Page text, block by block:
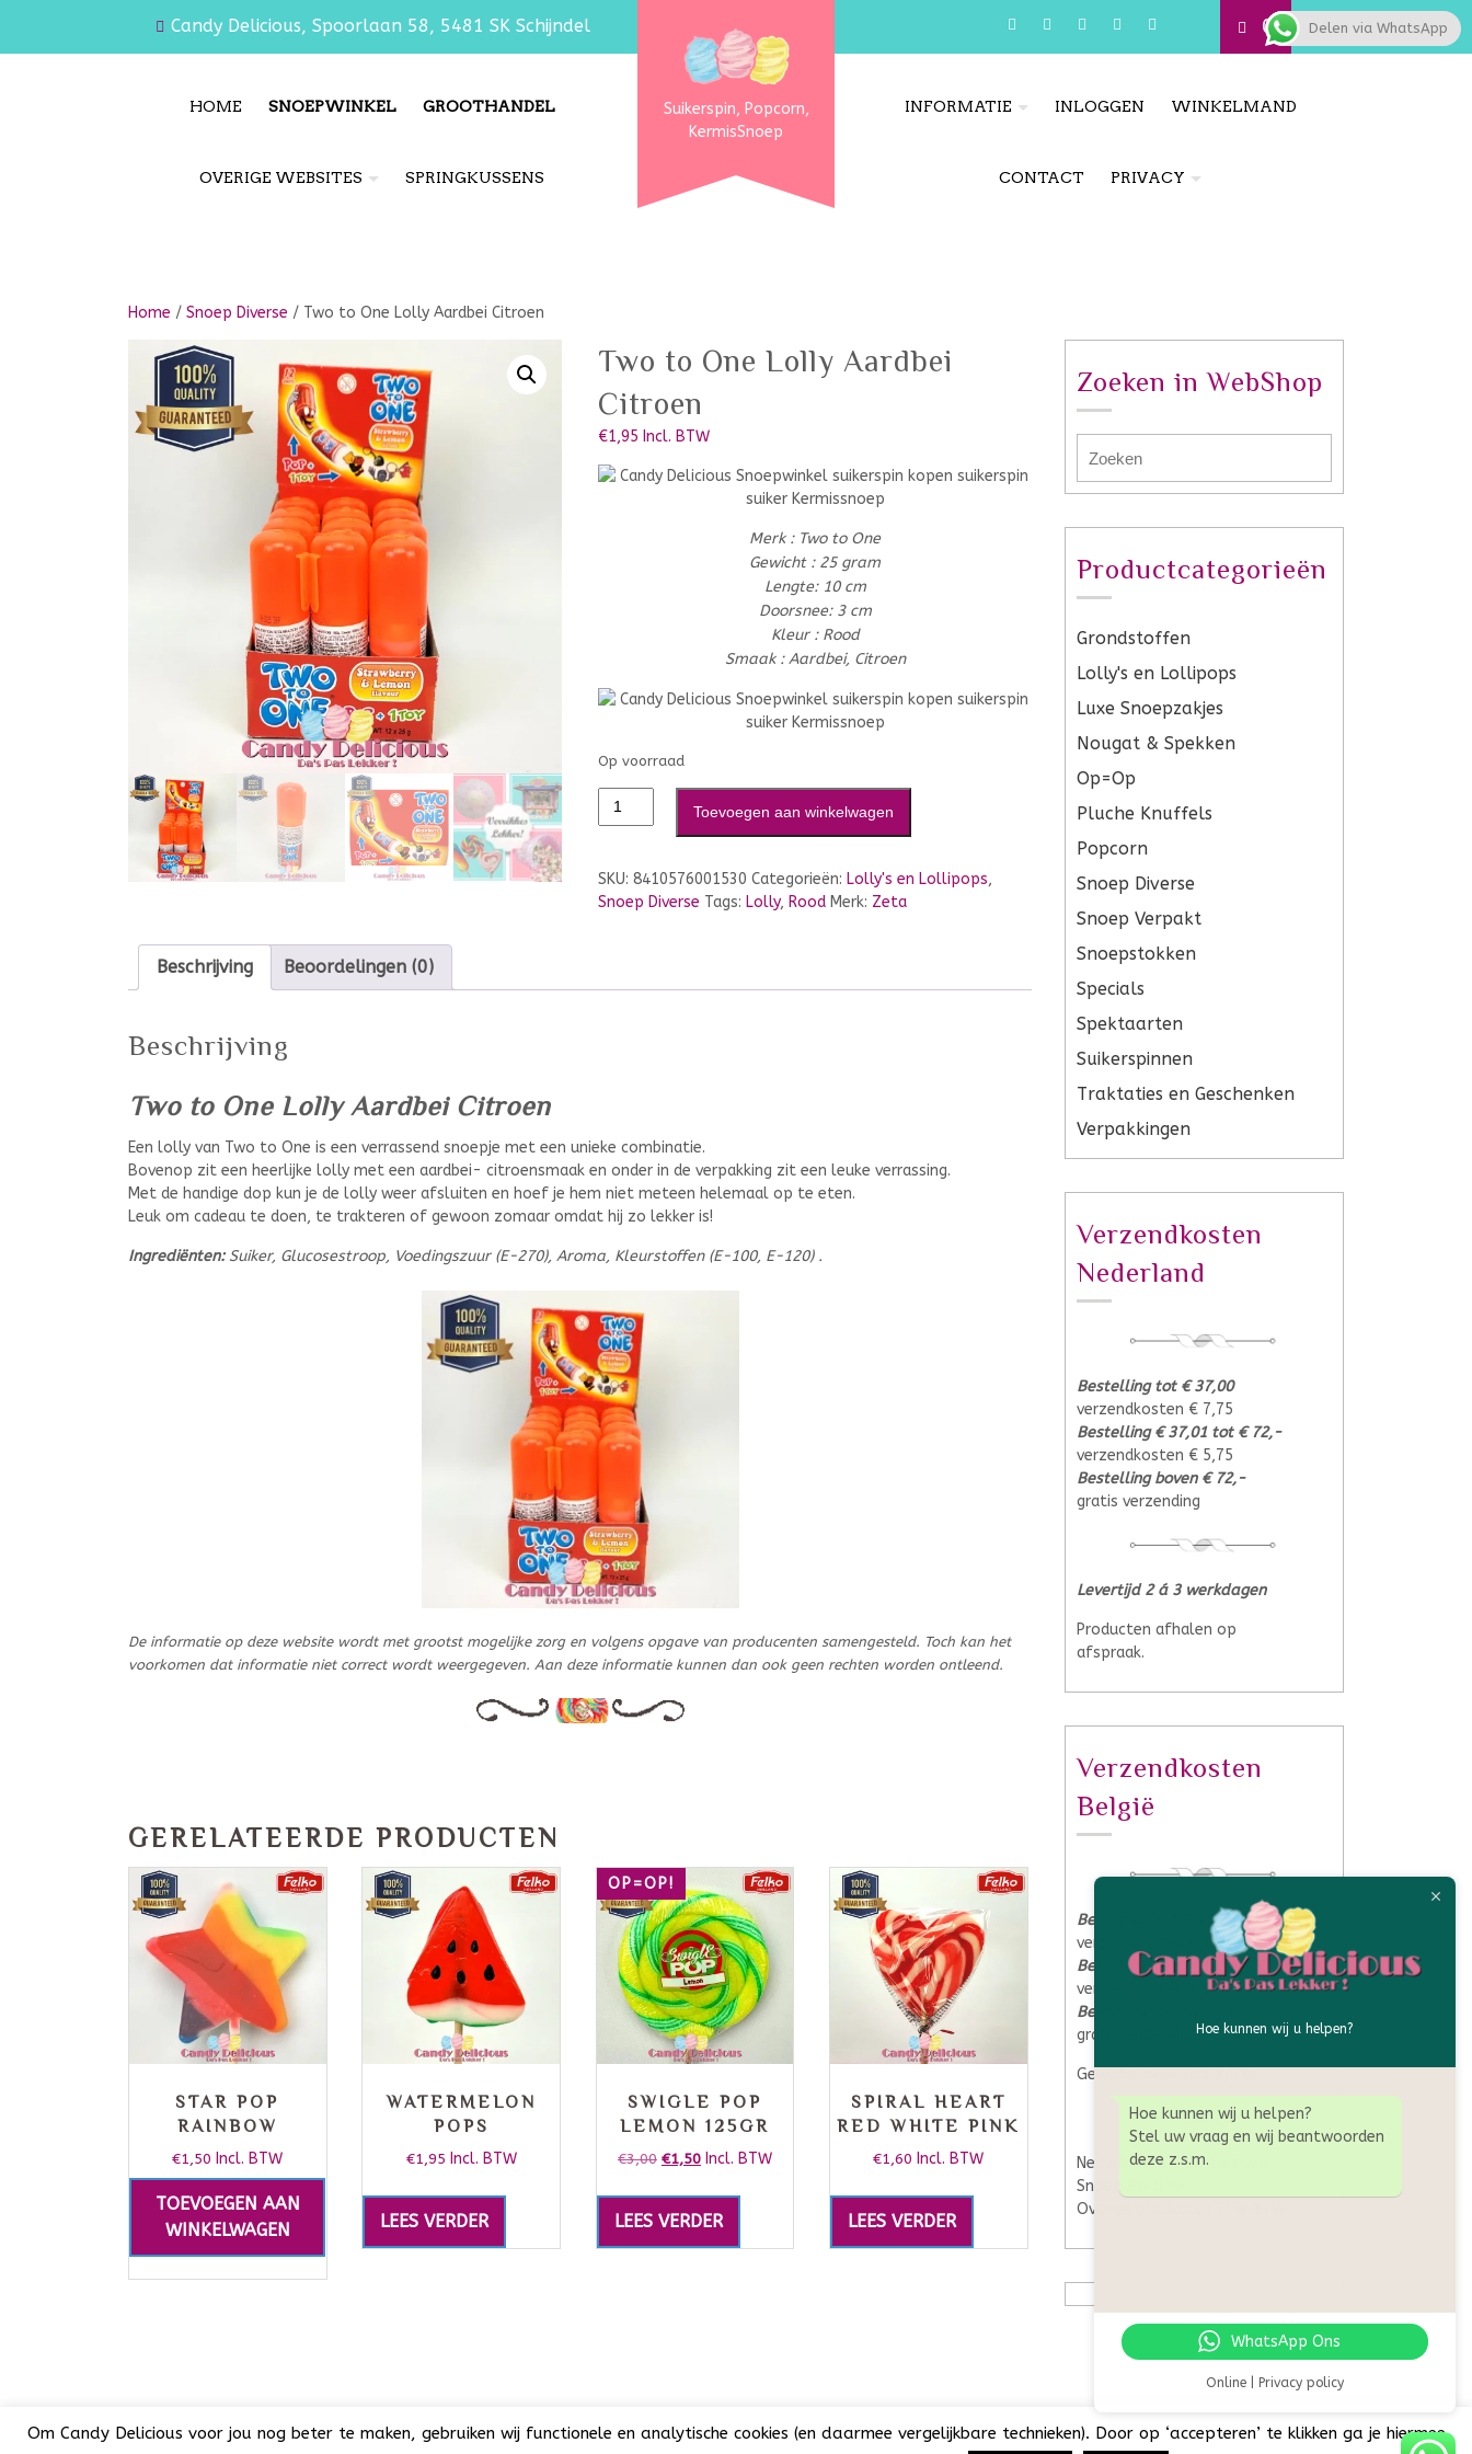
Candy Delicious, Spoorlaan 58, 5481 SK Schijndel 0
HOME SNOEPWINKEL GROOTHANDEL
OVERIGE WEBSITES SPRINGKUSSENS
Suikerspin, Popcorn,
KermisSnoep
INFORMATIE INLOGGEN WINKELMAND
CONTACT PRIVACY
Home / Snoep Diverse / Two to One Lolly Aardbei Citroen
Two to One Lolly Aardbei
Citroen
€1,95 Incl. BTW
Merk : Two to One
Gewicht : 25 gram
Lengte: 10 cm
Doorsnee: 3 cm
Kleur : Rood
Smaak : Aardbei, Citroen
Op voorraad
Toevoegen aan winkelwagen
SKU: 8410576001530 Categorieën: Lolly's en Lollipops,
Snoep Diverse Tags: Lolly, Rood Merk: Zeta
Beschrijving Beoordelingen (0)
Beschrijving
Two to One Lolly Aardbei Citroen
Een lolly van Two to One is een verrassend snoepje met een unieke combinatie.
Bovenop zit een heerlijke lolly met een aardbei- citroensmaak en onder in de verpakking zit een leuke verrassing.
Met de handige dop kun je de lolly weer afsluiten en hoef je hem niet meteen helemaal op te eten.
Leuk om cadeau te doen, te trakteren of gewoon zomaar omdat hij zo lekker is!
Ingrediënten:Suiker, Glucosestroop, Voedingszuur (E-270), Aroma, Kleurstoffen (E-100, E-120) .
De informatie op deze website wordt met grootst mogelijke zorg en volgens opgave van producenten samengesteld. Toch kan het
voorkomen dat informatie niet correct wordt weergegeven. Aan deze informatie kunnen dan ook geen rechten worden ontleend.
GERELATEERDE PRODUCTEN
STAR POP
RAINBOW
€1,50 Incl. BTW
TOEVOEGEN AAN
WINKELWAGEN
WATERMELON
POPS
€1,95 Incl. BTW
LEES VERDER
OP=OP!
SWIGLE POP
LEMON 125GR
€3,00 €1,50 Incl. BTW
LEES VERDER
SPIRAL HEART
RED WHITE PINK
€1,60 Incl. BTW
LEES VERDER
Zoeken in WebShop
Productcategorieën
Grondstoffen
Lolly's en Lollipops
Luxe Snoepzakjes
Nougat & Spekken
Op=Op
Pluche Knuffels
Popcorn
Snoep Diverse
Snoep Verpakt
Snoepstokken
Specials
Spektaarten
Suikerspinnen
Traktaties en Geschenken
Verpakkingen
Verzendkosten
Nederland
Bestelling tot € 37,00
verzendkosten € 7,75
Bestelling € 37,01 tot € 72,-
verzendkosten € 5,75
Bestelling boven € 72,-
gratis verzending
Levertijd 2 á 3 werkdagen
Producten afhalen op
afspraak.
Verzendkosten
België
Bestelling tot € 40,-
verzendkosten € 13,-
Bestelling € 40,- tot € 75,-
verzendkosten € 10,-
Bestelling boven € 75,-
gratis verzending
Gewicht maximaal 3,5 kg
Nederlandse BTW tarieven.
Snoep 9% BTW
Overige producten 21% BTW
Candy Delicious 2018-2025© | All Rights Reserved. | KvK: 73032808 | BTW NL001776860B44 | Het is niet toegestaan teksten, foto's of enig onderdeel van deze
Om Candy Delicious voor jou nog beter te maken, gebruiken wij functionele en analytische cookies (en daarmee vergelijkbare technieken). Door op ‘accepteren’ te klikken ga je hiermee
Hoe kunnen wij u helpen?
Hoe kunnen wij u helpen?
Stel uw vraag en wij beantwoorden
deze z.s.m.
WhatsApp Ons
Online | Privacy policy
Delen via WhatsApp